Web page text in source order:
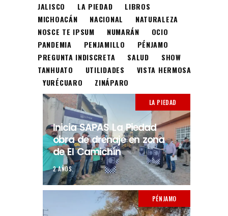
JALISCO
LA PIEDAD
LIBROS
MICHOACÁN
NACIONAL
NATURALEZA
NOSCE TE IPSUM
NUMARÁN
OCIO
PANDEMIA
PENJAMILLO
PÉNJAMO
PREGUNTA INDISCRETA
SALUD
SHOW
TANHUATO
UTILIDADES
VISTA HERMOSA
YURÉCUARO
ZINÁPARO
LA PIEDAD
Inicia SAPAS La Piedad
obra de drenaje en zona
de El Camichín
2 AÑOS.
PÉNJAMO